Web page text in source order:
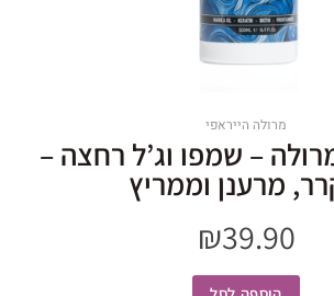
מרולה הייראפי
– שמפו וג’ל רחצה –
מרענן וממריץ
₪39.90